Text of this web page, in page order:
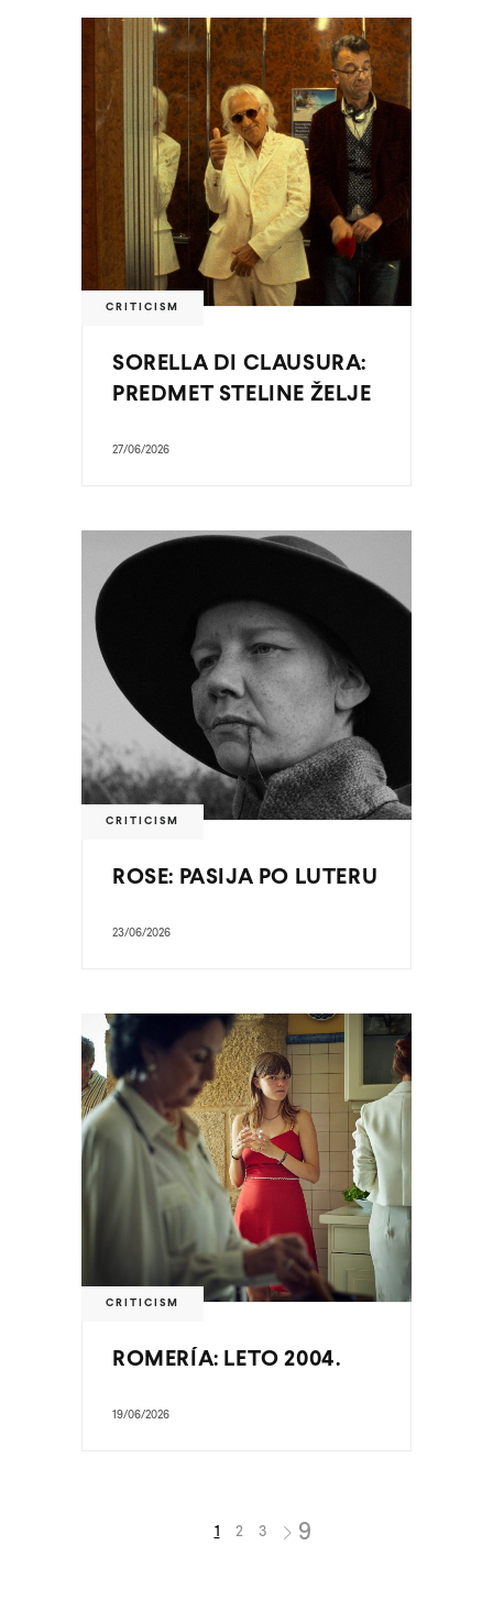
CRITICISM
SORELLA DI CLAUSURA:
PREDMET STELINE ŽELJE
27/06/2026
CRITICISM
ROSE: PASIJA PO LUTERU
23/06/2026
CRITICISM
ROMERÍA: LETO 2004.
19/06/2026
1 2 3